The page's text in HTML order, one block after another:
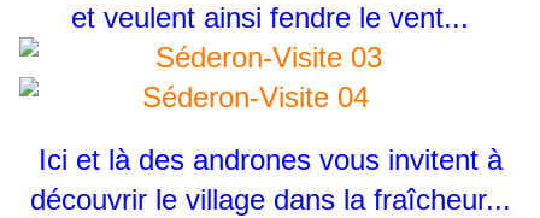
et veulent ainsi fendre le vent...
Ici et là des andrones vous invitent à
découvrir le village dans la fraîcheur...